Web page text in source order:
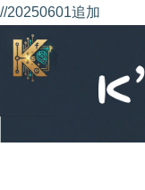
//20250601追加